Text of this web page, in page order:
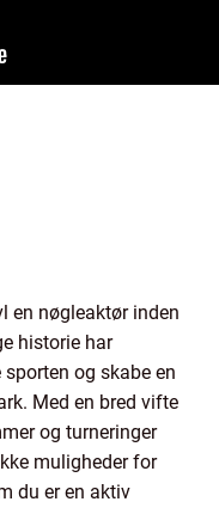
en nøgleaktør inden
historie har
og skabe en
Med en bred vifte
og turneringer
muligheder for
du er en aktiv